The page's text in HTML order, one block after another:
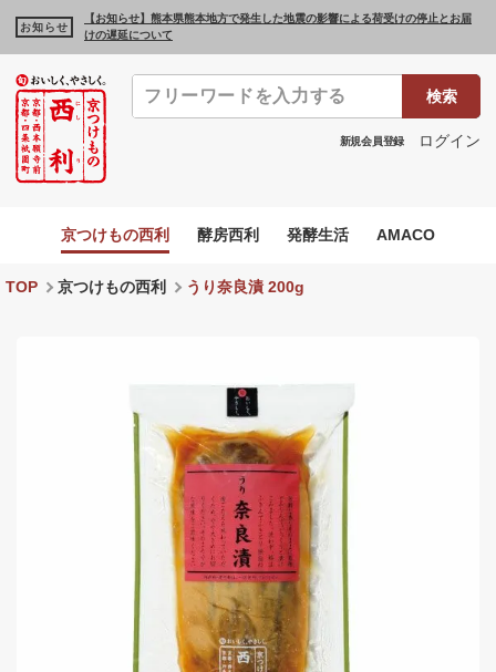
お知らせ
【お知らせ】熊本県熊本地方で発生した地震の影響による荷受けの停止とお届
けの遅延について
検索
新規会員登録 ログイン
京つけもの西利 酵房西利 発酵生活 AMACO
TOP 京つけもの西利 うり奈良漬 200g